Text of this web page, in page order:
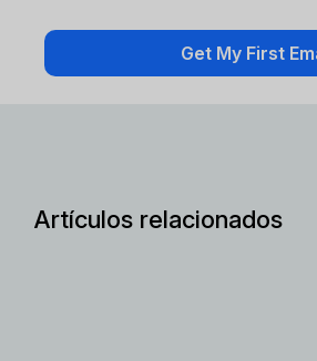
Artículos relacionados